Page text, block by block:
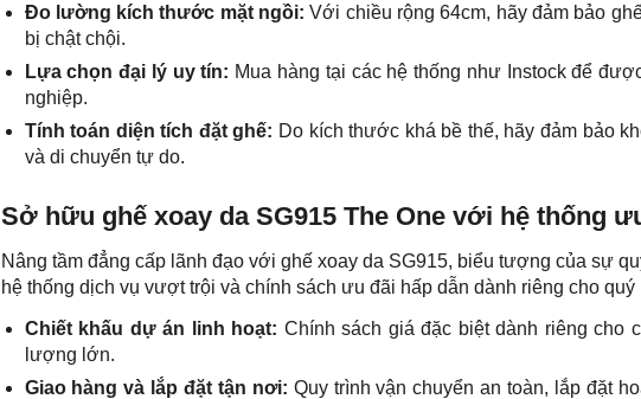
Đo lường kích thước mặt ngồi:Với chiều rộng 64cm, hãy đảm bảo
bị chật chội.
Lựa chọn đại lý uy tín: Mua hàng tại các hệ thống như Instock để
nghiệp.
Tính toán diện tích đặt ghế: Do kích thước khá bề thế, hãy đảm bảo
và di chuyển tự do.
Sở hữu ghế xoay da SG915 The One với hệ thống
Nâng tầm đẳng cấp lãnh đạo với ghế xoay da SG915, biểu tượng của sự
hệ thống dịch vụ vượt trội và chính sách ưu đãi hấp dẫn dành riêng cho quý
Chiết khấu dự án linh hoạt: Chính sách giá đặc biệt dành riêng cho
lượng lớn.
Giao hàng và lắp đặt tận nơi: Quy trình vận chuyển an toàn, lắp đặt